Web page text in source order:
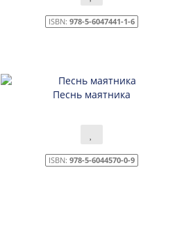
ISBN: 978-5-6047441-1-6
Песнь маятника
ISBN: 978-5-6044570-0-9